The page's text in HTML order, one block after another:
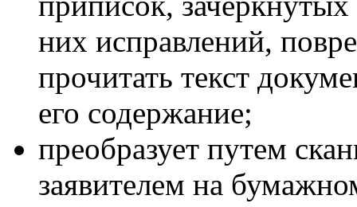
них исправлений,
прочитать текст
его содержание;
преобразует путем
заявителем на